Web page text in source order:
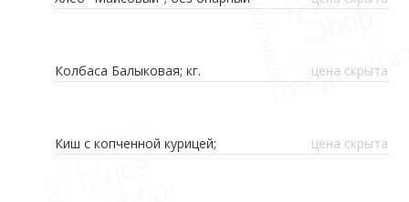
Колбаса Балыковая; кг. цена скрыта
Киш с копченной курицей; цена скрыта